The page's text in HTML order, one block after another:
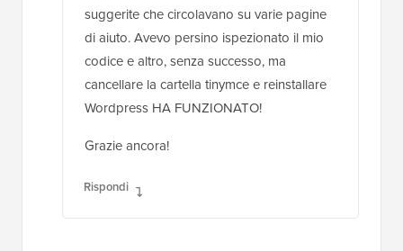
suggerite che circolavano su varie pagine
di aiuto. Avevo persino ispezionato il mio
codice e altro, senza successo, ma
cancellare la cartella tinymce e reinstallare
Wordpress HA FUNZIONATO!
Grazie ancora!
Rispondi